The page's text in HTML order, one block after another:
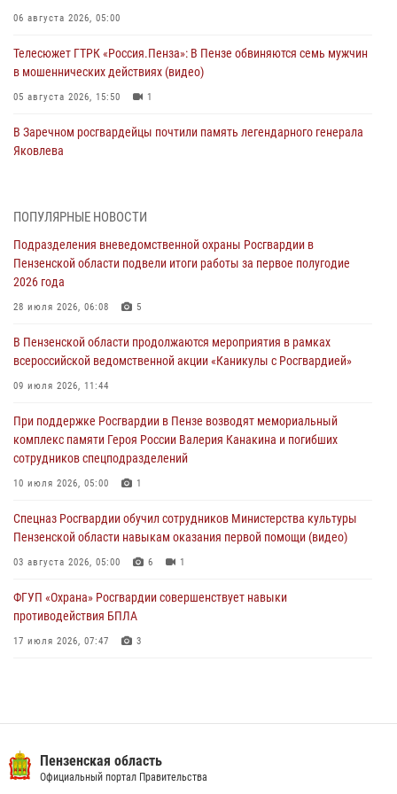
06 августа 2026, 05:00
Телесюжет ГТРК «Россия.Пенза»: В Пензе обвиняются семь мужчин
в мошеннических действиях (видео)
05 августа 2026, 15:50 1
В Заречном росгвардейцы почтили память легендарного генерала
Яковлева
Сотрудники пензенского ОМОН «Страж» познакомили участников
05 августа 2026, 06:15
В Пензе сотрудники Росгвардии оказали помощь
дезориентированному пенсионеру
В Пензе при силовой поддержке Росгвардии пресечена
деятельность ОПГ, маскировавшейся под реабилитационный центр
04 августа 2026, 07:05
В Управлении Росгвардии по Пензенской области подвели итоги
работы за первое полугодие 2026 года
ПОПУЛЯРНЫЕ НОВОСТИ
Подразделения вневедомственной охраны Росгвардии в
Пензенской области подвели итоги работы за первое полугодие
2026 года
28 июля 2026, 06:08 5
В Пензенской области продолжаются мероприятия в рамках
всероссийской ведомственной акции «Каникулы с Росгвардией»
09 июля 2026, 11:44
При поддержке Росгвардии в Пензе возводят мемориальный
комплекс памяти Героя России Валерия Канакина и погибших
сотрудников спецподразделений
10 июля 2026, 05:00 1
Спецназ Росгвардии обучил сотрудников Министерства культуры
Пензенской области навыкам оказания первой помощи (видео)
03 августа 2026, 05:00 6 1
ФГУП «Охрана» Росгвардии совершенствует навыки
противодействия БПЛА
17 июля 2026, 07:47 3
Военнослужащие Росгвардии в Заречном приняли участие в
просветительской лекции Общества «Знание»
Пензенская область
Официальный портал Правительства